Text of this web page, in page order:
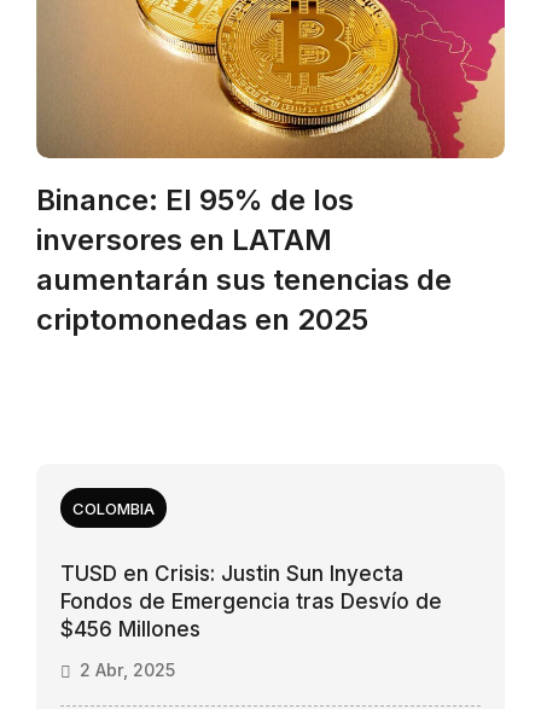
Binance: El 95% de los
inversores en LATAM
aumentarán sus tenencias de
criptomonedas en 2025
COLOMBIA
TUSD en Crisis: Justin Sun Inyecta
Fondos de Emergencia tras Desvío de
$456 Millones
2 Abr, 2025